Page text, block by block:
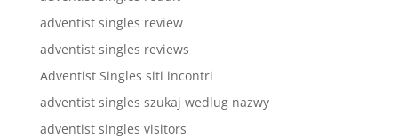
adventist singles review
adventist singles reviews
Adventist Singles siti incontri
adventist singles szukaj wedlug nazwy
adventist singles visitors